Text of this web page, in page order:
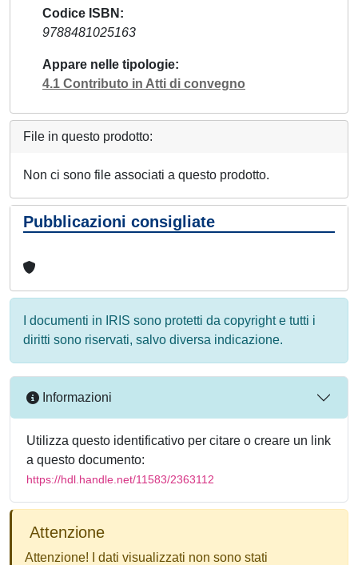
Codice ISBN
9788481025163
Appare nelle tipologie
4.1 Contributo in Atti di convegno
File in questo prodotto:
Non ci sono file associati a questo prodotto.
Pubblicazioni consigliate
I documenti in IRIS sono protetti da copyright e tutti i
diritti sono riservati, salvo diversa indicazione.
Informazioni
Utilizza questo identificativo per citare o creare un link
a questo documento:
https://hdl.handle.net/11583/2363112
Attenzione
Attenzione! I dati visualizzati non sono stati